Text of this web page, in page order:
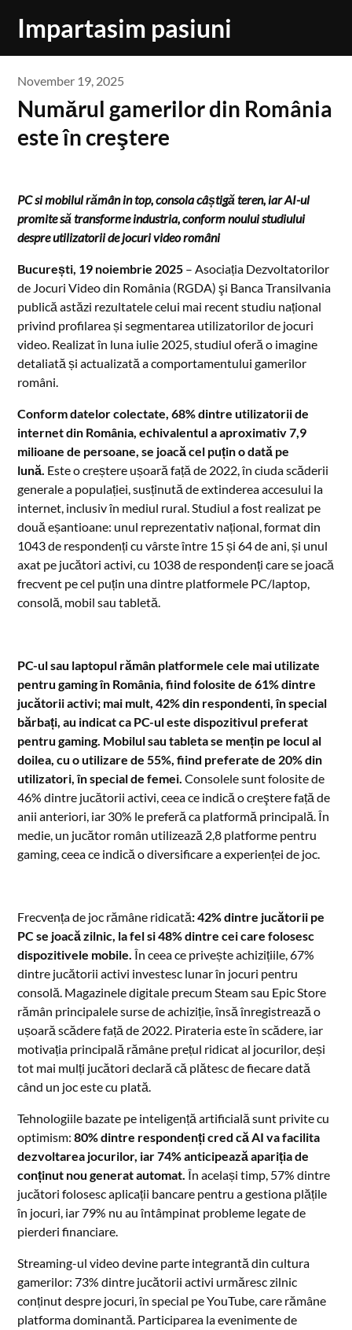
Impartasim pasiuni
November 19, 2025
Numărul gamerilor din România
este în creştere
PC si mobilul rămân in top, consola câștigă teren, iar AI-ul
promite să transforme industria, conform noului studiului
despre utilizatorii de jocuri video români
București, 19 noiembrie 2025 – Asociația Dezvoltatorilor
de Jocuri Video din România (RGDA) şi Banca Transilvania
publică astăzi rezultatele celui mai recent studiu național
privind profilarea și segmentarea utilizatorilor de jocuri
video. Realizat în luna iulie 2025, studiul oferă o imagine
detaliată și actualizată a comportamentului gamerilor
români.
Conform datelor colectate, 68% dintre utilizatorii de
internet din România, echivalentul a aproximativ 7,9
milioane de persoane, se joacă cel puțin o dată pe
lună. Este o creștere ușoară față de 2022, în ciuda scăderii
generale a populației, susținută de extinderea accesului la
internet, inclusiv în mediul rural. Studiul a fost realizat pe
două eșantioane: unul reprezentativ național, format din
1043 de respondenți cu vârste între 15 și 64 de ani, și unul
axat pe jucători activi, cu 1038 de respondenți care se joacă
frecvent pe cel puțin una dintre platformele PC/laptop,
consolă, mobil sau tabletă.
PC-ul sau laptopul rămân platformele cele mai utilizate
pentru gaming în România, fiind folosite de 61% dintre
jucătorii activi; mai mult, 42% din respondenti, în special
bărbați, au indicat ca PC-ul este dispozitivul preferat
pentru gaming. Mobilul sau tableta se mențin pe locul al
doilea, cu o utilizare de 55%, fiind preferate de 20% din
utilizatori, în special de femei. Consolele sunt folosite de
46% dintre jucătorii activi, ceea ce indică o creştere față de
anii anteriori, iar 30% le preferă ca platformă principală. În
medie, un jucător român utilizează 2,8 platforme pentru
gaming, ceea ce indică o diversificare a experienței de joc.
Frecvența de joc rămâne ridicată: 42% dintre jucătorii pe
PC se joacă zilnic, la fel si 48% dintre cei care folosesc
dispozitivele mobile.În ceea ce privește achizițiile, 67%
dintre jucătorii activi investesc lunar în jocuri pentru
consolă. Magazinele digitale precum Steam sau Epic Store
rămân principalele surse de achiziție, însă înregistrează o
ușoară scădere față de 2022. Pirateria este în scădere, iar
motivația principală rămâne prețul ridicat al jocurilor, deși
tot mai mulți jucători declară că plătesc de fiecare dată
când un joc este cu plată.
Tehnologiile bazate pe inteligență artificială sunt privite cu
optimism:80% dintre respondenți cred că AI va facilita
dezvoltarea jocurilor, iar 74% anticipează apariția de
conținut nou generat automat. În același timp, 57% dintre
jucători folosesc aplicații bancare pentru a gestiona plățile
în jocuri, iar 79% nu au întâmpinat probleme legate de
pierderi financiare.
Streaming-ul video devine parte integrantă din cultura
gamerilor: 73% dintre jucătorii activi urmăresc zilnic
conținut despre jocuri, în special pe YouTube, care rămâne
platforma dominantă. Participarea la evenimente de